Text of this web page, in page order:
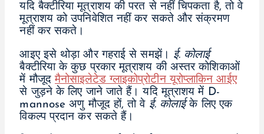
यदि बैक्टीरिया मूत्राशय की परत से नहीं चिपकता है, तो वे
मूत्राशय को उपनिवेशित नहीं कर सकते और संक्रमण
नहीं कर सकते।
आइए इसे थोड़ा और गहराई से समझें। ई. कोलाई
बैक्टीरिया के कुछ प्रकार मूत्राशय की अस्तर कोशिकाओं
में मौजूदमैनोसाइलेटेड ग्लाइकोप्रोटीन यूरोप्लाकिन आईए
से जुड़ने के लिए जाने जाते हैं। यदि मूत्राशय में D-
mannose अणु मौजूद हों, तो वे ई. कोलाईके लिए एक
विकल्प प्रदान कर सकते हैं।